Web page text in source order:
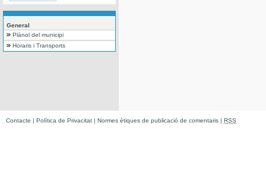
General
Plànol del municipi
Horaris i Transports
Contacte | Política de Privacitat | Normes ètiques de publicació de comentaris | RSS